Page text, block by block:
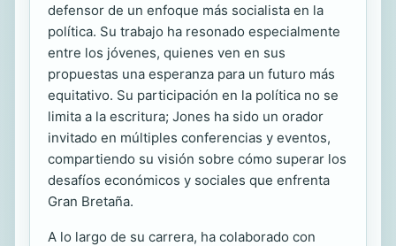
defensor de un enfoque más socialista en la
política. Su trabajo ha resonado especialmente
entre los jóvenes, quienes ven en sus
propuestas una esperanza para un futuro más
equitativo. Su participación en la política no se
limita a la escritura; Jones ha sido un orador
invitado en múltiples conferencias y eventos,
compartiendo su visión sobre cómo superar los
desafíos económicos y sociales que enfrenta
Gran Bretaña.
A lo largo de su carrera, ha colaborado con